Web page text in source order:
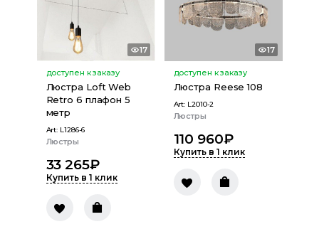
17
доступен к заказу
Люстра Loft Web
Retro 6 плафон 5
метр
Art: L1286-6
Люстры
33 265₽
Купить в 1 клик
17
доступен к заказу
Люстра Reese 108
Art: L2010-2
Люстры
110 960₽
Купить в 1 клик